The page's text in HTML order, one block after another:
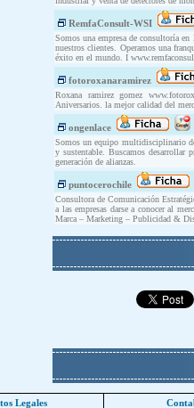
RemfaConsult-WSI
Somos una empresa de consultoría
nuestros clientes. Operamos una
éxito en el mundo. I
fotoroxanaramirez
Roxana ramirez gomez
Aniversarios. la mejor calidad del
ongenlace
Somos un equipo multidisciplinario
y sustentable. Buscamos desarrollar
generación de alianzas.
puntocerochile
Consultora de Comunicación
a las empresas darse a conocer al
Marca – Marketing – Publicidad &
Legales